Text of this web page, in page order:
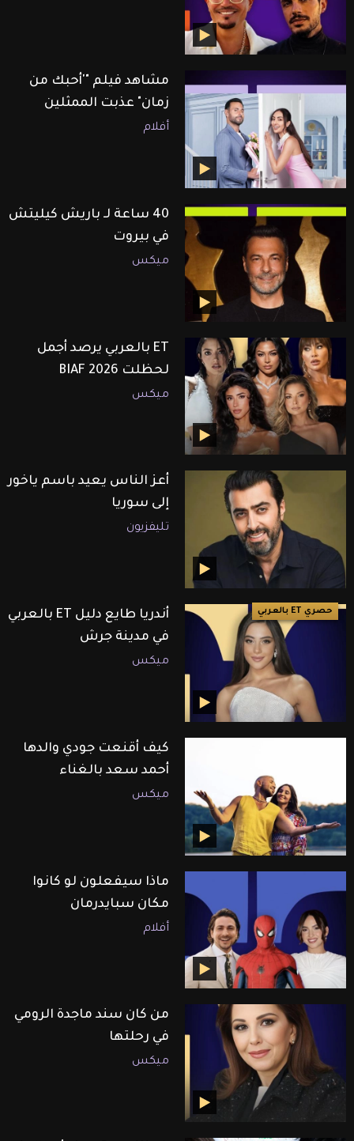
مشاهد فيلم "'أحبك من
زمان" عذبت الممثلين
أفلام
40 ساعة لـ باريش كيليتش
في بيروت
ميكس
ET بالعربي يرصد أجمل
لحظلت BIAF 2026
ميكس
أعز الناس يعيد باسم ياخور
إلى سوريا
تليفزيون
حصري ET بالعربي
أندريا طايع دليل ET بالعربي
في مدينة جرش
ميكس
كيف أقنعت جودي والدها
أحمد سعد بالغناء
ميكس
ماذا سيفعلون لو كانوا
مكان سبايدرمان
أفلام
من كان سند ماجدة الرومي
في رحلتها
ميكس